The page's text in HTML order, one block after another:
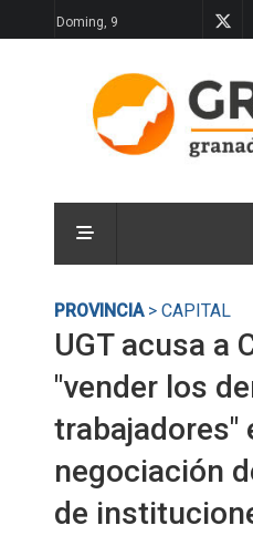
Doming, 9
PROVINCIA> CAPITAL
UGT acusa a
"vender los
trabajadores"
negociación
de